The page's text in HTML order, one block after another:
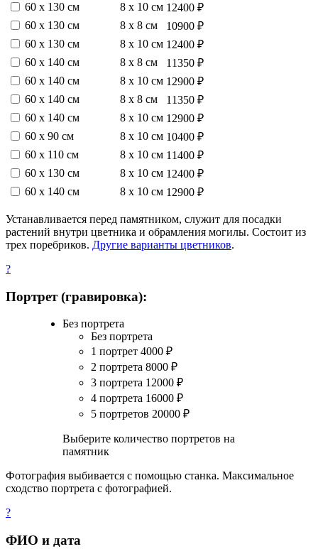
60 х 130 см
8 х 10 см 12400 ₽
60 х 130 см
8 х 8 см
10900 ₽
60 х 130 см
8 х 10 см 12400 ₽
60 х 140 см
8 х 8 см
11350 ₽
60 х 140 см
8 х 10 см 12900 ₽
60 х 140 см
8 х 8 см
11350 ₽
60 х 140 см
8 х 10 см 12900 ₽
60 х 90 см
8 х 10 см 10400 ₽
60 х 110 см
8 х 10 см 11400 ₽
60 х 130 см
8 х 10 см 12400 ₽
60 х 140 см
8 х 10 см 12900 ₽
Устанавливается перед памятником, служит для посадки
растений внутри цветника и обрамления могилы. Состоит из
трех поребриков. Другие варианты цветников.
?
Портрет (гравировка):
Без портрета
Без портрета
1 портрет 4000 ₽
2 портрета 8000 ₽
3 портрета 12000 ₽
4 портрета 16000 ₽
5 портретов 20000 ₽
Выберите количество портретов на
памятник
Фотография выбивается с помощью станка. Максимальное
сходство портрета с фотографией.
?
ФИО и дата